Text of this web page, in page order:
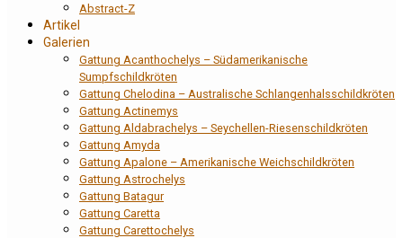
Abstract-Z
Artikel
Galerien
Gattung Acanthochelys – Südamerikanische
Sumpfschildkröten
Gattung Chelodina – Australische Schlangenhalsschildkröten
Gattung Actinemys
Gattung Aldabrachelys – Seychellen-Riesenschildkröten
Gattung Amyda
Gattung Apalone – Amerikanische Weichschildkröten
Gattung Astrochelys
Gattung Batagur
Gattung Caretta
Gattung Carettochelys